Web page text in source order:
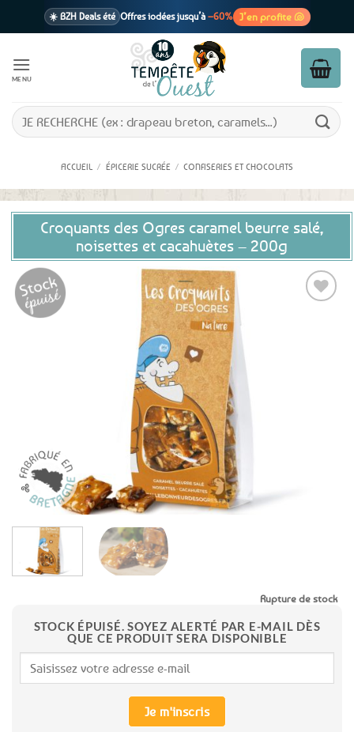
☀️ BZH Deals été Offres iodées jusqu’à –60% J’en profite 🐚
1 cadeau offertdès 39€ d’achats
En point relais dès 3,95€ seulement
MENU
Recherche
pour :
ACCUEIL / ÉPICERIE SUCRÉE / CONFISERIES ET CHOCOLATS
Croquants des Ogres caramel beurre salé,
noisettes et cacahuètes – 200g
Rupture de stock
STOCK ÉPUISÉ. SOYEZ ALERTÉ PAR E-MAIL DÈS
QUE CE PRODUIT SERA DISPONIBLE
Je m'inscris